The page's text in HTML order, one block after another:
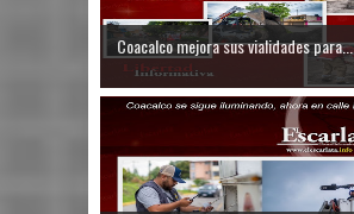
Coacalco mejora sus vialidades para...